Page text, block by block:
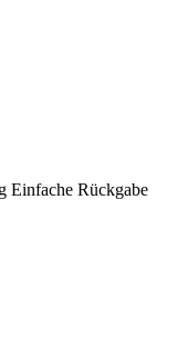
Einfache Rückgabe